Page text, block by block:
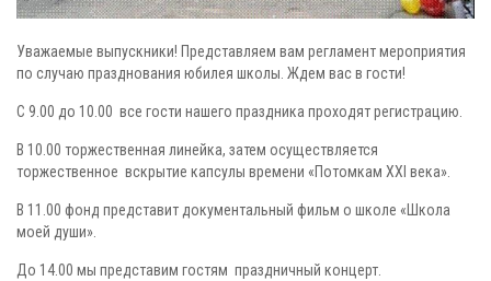
Уважаемые выпускники! Представляем вам регламент мероприятия
по случаю празднования юбилея школы. Ждем вас в гости!
С 9.00 до 10.00 все гости нашего праздника проходят регистрацию.
В 10.00 торжественная линейка, затем осуществляется
торжественное вскрытие капсулы времени «Потомкам XXI века».
В 11.00 фонд представит документальный фильм о школе «Школа
моей души».
До 14.00 мы представим гостям праздничный концерт.